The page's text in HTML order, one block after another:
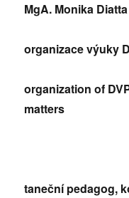
MgA. Monika
organizace výuky
organization of
matters
taneční pedagog,